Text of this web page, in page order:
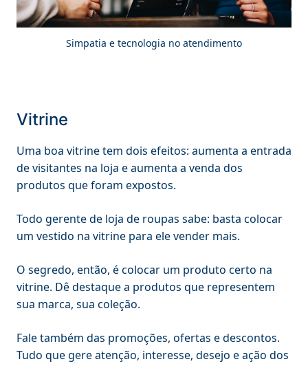
Simpatia e tecnologia no atendimento
Vitrine
Uma boa vitrine tem dois efeitos: aumenta a entrada
de visitantes na loja e aumenta a venda dos
produtos que foram expostos.
Todo gerente de loja de roupas sabe: basta colocar
um vestido na vitrine para ele vender mais.
O segredo, então, é colocar um produto certo na
vitrine. Dê destaque a produtos que representem
sua marca, sua coleção.
Fale também das promoções, ofertas e descontos.
Tudo que gere atenção, interesse, desejo e ação dos